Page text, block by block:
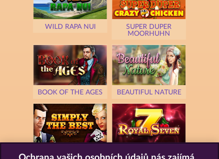
WILD RAPA NUI
SUPER DUPER
MOORHUHN
BOOK OF THE AGES BEAUTIFUL NATURE